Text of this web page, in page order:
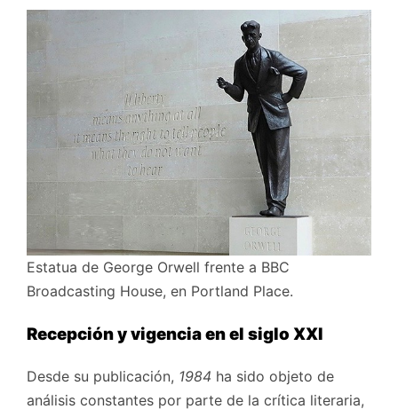
Estatua de George Orwell frente a BBC
Broadcasting House, en Portland Place.
Recepción y vigencia en el siglo XXI
Desde su publicación, 1984 ha sido objeto de
análisis constantes por parte de la crítica literaria,